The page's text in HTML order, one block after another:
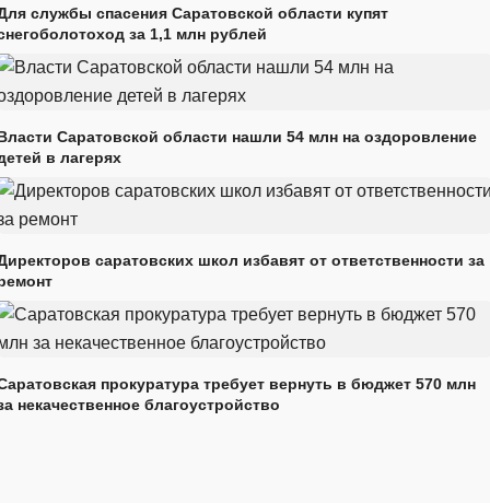
службы спасения Саратовской области купят
за 1,1 млн рублей
Саратовской области нашли 54 млн на оздоровление
в лагерях
саратовских школ избавят от ответственности за
прокуратура требует вернуть в бюджет 570 млн
некачественное благоустройство